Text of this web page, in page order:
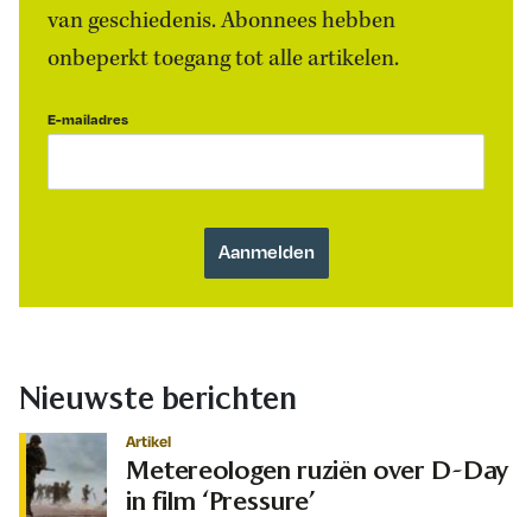
van geschiedenis. Abonnees hebben
onbeperkt toegang tot alle artikelen.
E-mailadres
Nieuwste berichten
Artikel
Metereologen ruziën over D-Day
in film ‘Pressure’